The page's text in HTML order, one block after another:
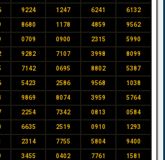
9224 1247 6241 6132
8680 1178 4859 9562
0709 0900 2315 5990
9282 7107 3998 8099
7142 0695 8802 5387
5423 2586 9568 1038
9869 8074 3959 5764
2254 7342 0813 0584
6635 2519 0910 1293
2314 7755 5804 9400
3455 0402 7761 1581